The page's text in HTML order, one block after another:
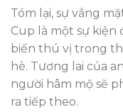
Tóm lại, sự vắng
Cup là một sự kiện
biến thú vị trong
hè. Tương lai của
người hâm mộ sẽ
ra tiếp theo.